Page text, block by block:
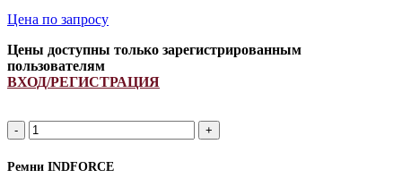
Цена по запросу
Цены доступны только зарегистрированным
пользователям
ВХОД/РЕГИСТРАЦИЯ
2HB
2150Lp/
2162La
(PCM
Ремни INDFORCE